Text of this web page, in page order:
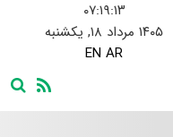
۰۷:۱۹:۱۴
۱۴۰۵ مرداد ۱۸, یکشنبه
EN AR